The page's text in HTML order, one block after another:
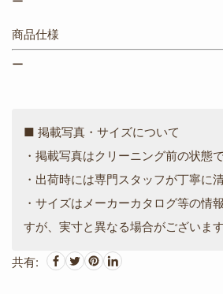
商品仕様
ー
■ 掲載写真・サイズについて
・掲載写真はクリーニング前の状態
・出荷時には専門スタッフが丁寧に
・サイズはメーカーカタログ等の情
すが、実寸と異なる場合がございます
共有: